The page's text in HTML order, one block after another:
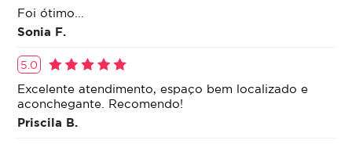
Foi ótimo...
Sonia F.
5.0
Excelente atendimento, espaço bem localizado e
aconchegante. Recomendo!
Priscila B.